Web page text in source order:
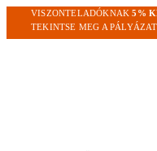
VISZONTELADÓKNAK5%
TEKINTSE MEG A